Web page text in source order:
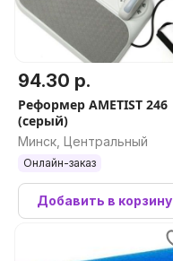
94.30 р.
Реформер AMETIST 246
(серый)
Минск, Центральный
Онлайн-заказ
Добавить в корзину